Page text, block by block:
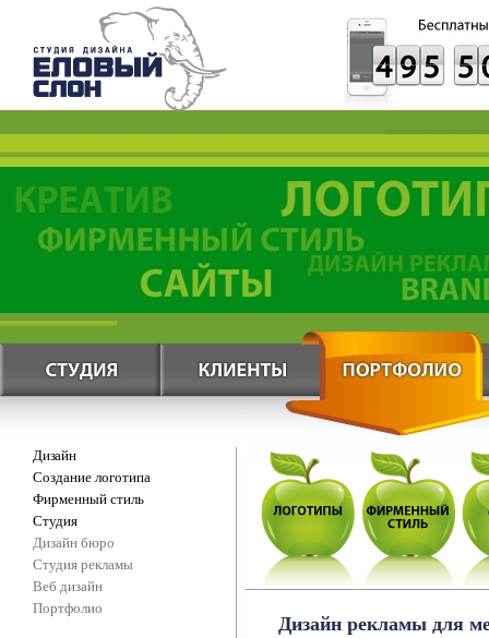
Дизайн
Создание логотипа
Фирменный стиль
Студия
Дизайн бюро
Студия рекламы
Веб дизайн
Портфолио
Дизайн рекламы для